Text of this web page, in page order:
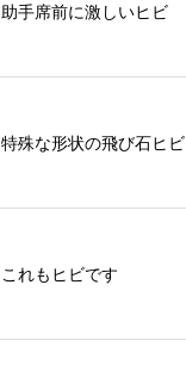
助手席前に激しいヒビ
特殊な形状の飛び石ヒビ
これもヒビです